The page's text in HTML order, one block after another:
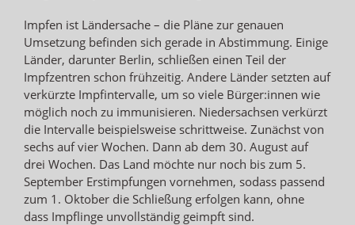
Impfen ist Ländersache – die Pläne zur genauen
Umsetzung befinden sich gerade in Abstimmung. Einige
Länder, darunter Berlin, schließen einen Teil der
Impfzentren schon frühzeitig. Andere Länder setzten auf
verkürzte Impfintervalle, um so viele Bürger:innen wie
möglich noch zu immunisieren. Niedersachsen verkürzt
die Intervalle beispielsweise schrittweise. Zunächst von
sechs auf vier Wochen. Dann ab dem 30. August auf
drei Wochen. Das Land möchte nur noch bis zum 5.
September Erstimpfungen vornehmen, sodass passend
zum 1. Oktober die Schließung erfolgen kann, ohne
dass Impflinge unvollständig geimpft sind.